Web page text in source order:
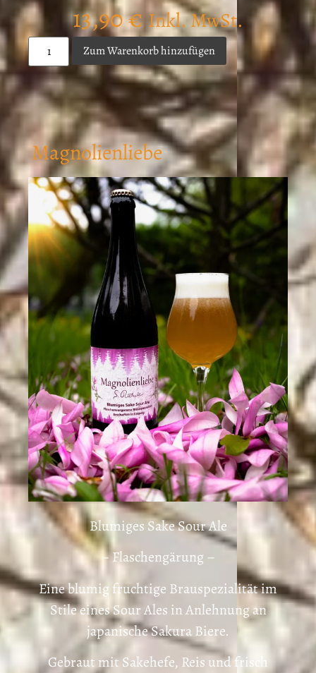
13,90€ Inkl. MwSt.
Zum Warenkorb hinzufügen
Magnolienliebe
Blumiges Sake Sour Ale
– Flaschengärung –
Eine blumig fruchtige Brauspezialität im
Stile eines Sour Ales in Anlehnung an
japanische Sakura Biere.
Gebraut mit Sakehefe, Reis und frisch